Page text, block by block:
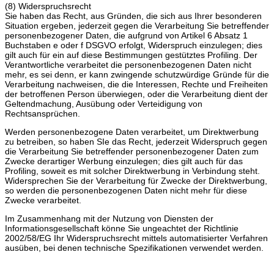
(8) Widerspruchsrecht
Sie haben das Recht, aus Gründen, die sich aus Ihrer besonderen
Situation ergeben, jederzeit gegen die Verarbeitung Sie betreffender
personenbezogener Daten, die aufgrund von Artikel 6 Absatz 1
Buchstaben e oder f DSGVO erfolgt, Widerspruch einzulegen; dies
gilt auch für ein auf diese Bestimmungen gestütztes Profiling. Der
Verantwortliche verarbeitet die personenbezogenen Daten nicht
mehr, es sei denn, er kann zwingende schutzwürdige Gründe für die
Verarbeitung nachweisen, die die Interessen, Rechte und Freiheiten
der betroffenen Person überwiegen, oder die Verarbeitung dient der
Geltendmachung, Ausübung oder Verteidigung von
Rechtsansprüchen.
Werden personenbezogene Daten verarbeitet, um Direktwerbung
zu betreiben, so haben SIe das Recht, jederzeit Widerspruch gegen
die Verarbeitung Sie betreffender personenbezogener Daten zum
Zwecke derartiger Werbung einzulegen; dies gilt auch für das
Profiling, soweit es mit solcher Direktwerbung in Verbindung steht.
Widersprechen Sie der Verarbeitung für Zwecke der Direktwerbung,
so werden die personenbezogenen Daten nicht mehr für diese
Zwecke verarbeitet.
Im Zusammenhang mit der Nutzung von Diensten der
Informationsgesellschaft könne Sie ungeachtet der Richtlinie
2002/58/EG Ihr Widerspruchsrecht mittels automatisierter Verfahren
ausüben, bei denen technische Spezifikationen verwendet werden.